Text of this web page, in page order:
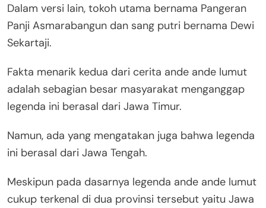
Dalam versi lain, tokoh utama bernama Pangeran
Panji Asmarabangun dan sang putri bernama Dewi
Sekartaji.
Fakta menarik kedua dari cerita ande ande lumut
adalah sebagian besar masyarakat menganggap
legenda ini berasal dari Jawa Timur.
Namun, ada yang mengatakan juga bahwa legenda
ini berasal dari Jawa Tengah.
Meskipun pada dasarnya legenda ande ande lumut
cukup terkenal di dua provinsi tersebut yaitu Jawa